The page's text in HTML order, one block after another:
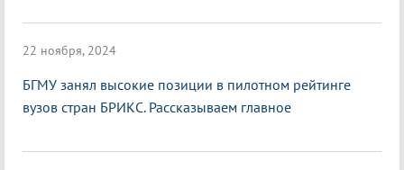
22 ноября, 2024
БГМУ занял высокие позиции в пилотном рейтинге
вузов стран БРИКС. Рассказываем главное